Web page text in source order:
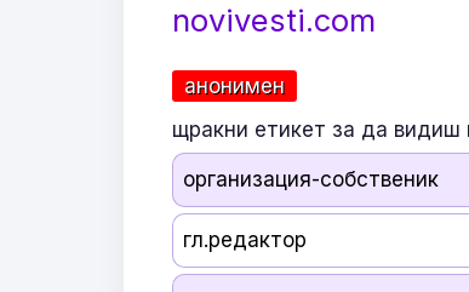
novivesti.com
анонимен
щракни етикет за да видиш
организация-собственик
гл.редактор